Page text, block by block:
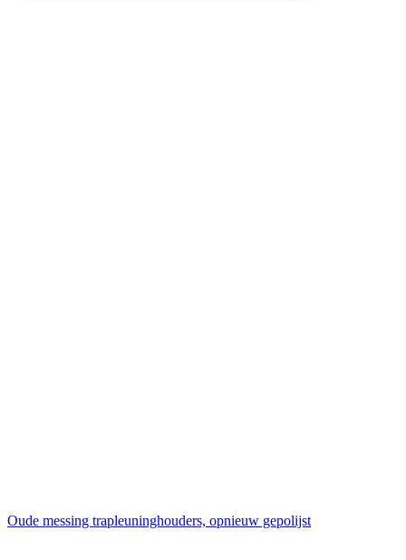
Oude messing trapleuninghouders, opnieuw gepolijst